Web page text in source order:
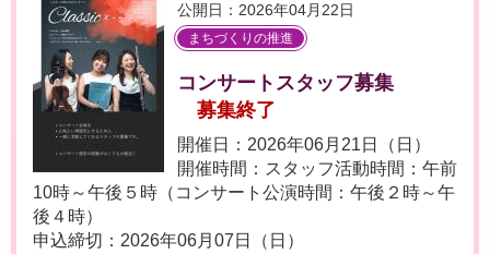
公開日：2026年04月22日
まちづくりの推進
コンサートスタッフ募集
募集終了
開催日：2026年06月21日（日）
開催時間：スタッフ活動時間：午前
10時～午後５時（コンサート公演時間：午後２時～午
後４時）
申込締切：2026年06月07日（日）